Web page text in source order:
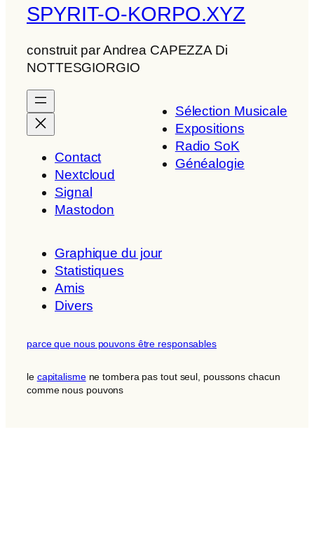
SPYRIT-O-KORPO.XYZ
construit par Andrea CAPEZZA Di
NOTTESGIORGIO
Contact
Nextcloud
Signal
Mastodon
Sélection Musicale
Expositions
Radio SoK
Généalogie
Graphique du jour
Statistiques
Amis
Divers
parce que nous pouvons être responsables
le capitalismene tombera pas tout seul, poussons chacun
comme nous pouvons